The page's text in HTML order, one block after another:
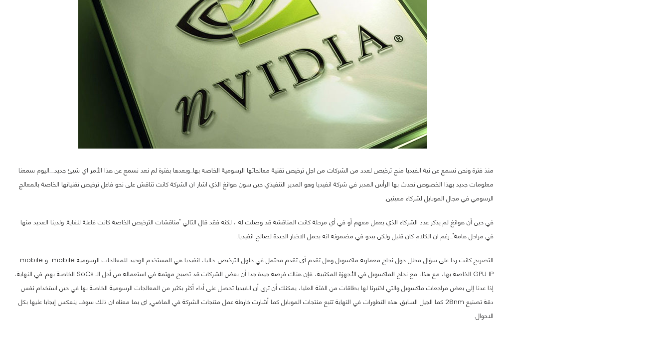
منذ فترة ونحن نسمع عن نية انفيديا منح ترخيص لعدد من الشركات من اجل ترخيص تقنية معالجاتها الرسومية الخاصه بها...وبعدها بفترة لم نعد نسمع عن هذا الأمر اي شيئ جديد.....اليوم سمعنا
معلومات جديد بهذا الخصوص تحدث بها الرأس المدبر في شركة انفيديا وهو المدير التنفيذي جين سون هوانغ الذي اشار ان الشركة كانت تناقش على نحو فاعل ترخيص تقنياتها الخاصة بالمعالج
الرسومي في مجال الموبايل لشركاء معينين.
في حين أن هوانغ لم يذكر عدد الشركاء الذي يعمل معهم أو في أي مرحلة كانت المناقشة قد وصلت له ، لكنه فقد قال التالي "مناقشات الترخيص الخاصة كانت فاعلة للغاية. ولدينا العديد منها
في مراحل هامة"...رغم ان الكلام كان قليل ولكن يبدو في مضمونه انه يحمل الاخبار الجيدة لصالح انفيديا.
التصريح كانت ردا على سؤال محلل حول نجاح معمارية ماكسويل وهل تقدم أي تقدم محتمل في حلول الترخيص. حاليا، انفيديا هي المستخدم الوحيد للمعالجات الرسومية mobile و mobile
GPU IP الخاصة بها، مع هذا، مع نجاح الماكسويل في الأجهزة المكتبية، فإن هناك فرصة جيدة جدا أن بعض الشركات قد تصبح مهتمة في استعماله من أجل الـ SoCs الخاصة بهم. في النهاية،
إذا عدنا إلى بعض مراجعات ماكسويل والتي اختبرنا لها بطاقات من الفئة العليا، يمكنك أن ترى أن انفيديا تحصل على أداء أكثر بكثير من المعالجات الرسومية الخاصة بها في حين استخدام نفس
دقة تصنيع 28nm كما الجيل السابق. هذه التطورات في النهاية تتبع منتجات الموبايل كما أشارت خارطة عمل منتجات الشركة في الماضي, اي بما معناه ان ذلك سوف ينعكس إيجابا عليها بكل
الاحوال.